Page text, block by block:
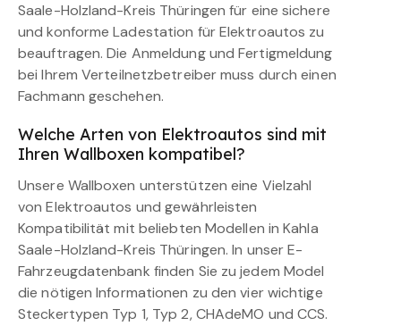
Saale-Holzland-Kreis Thüringen für eine sichere
und konforme Ladestation für Elektroautos zu
beauftragen. Die Anmeldung und Fertigmeldung
bei Ihrem Verteilnetzbetreiber muss durch einen
Fachmann geschehen.
Welche Arten von Elektroautos sind mit
Ihren Wallboxen kompatibel?
Unsere Wallboxen unterstützen eine Vielzahl
von Elektroautos und gewährleisten
Kompatibilität mit beliebten Modellen in Kahla
Saale-Holzland-Kreis Thüringen. In unser E-
Fahrzeugdatenbank finden Sie zu jedem Model
die nötigen Informationen zu den vier wichtige
Steckertypen Typ 1, Typ 2, CHAdeMO und CCS.